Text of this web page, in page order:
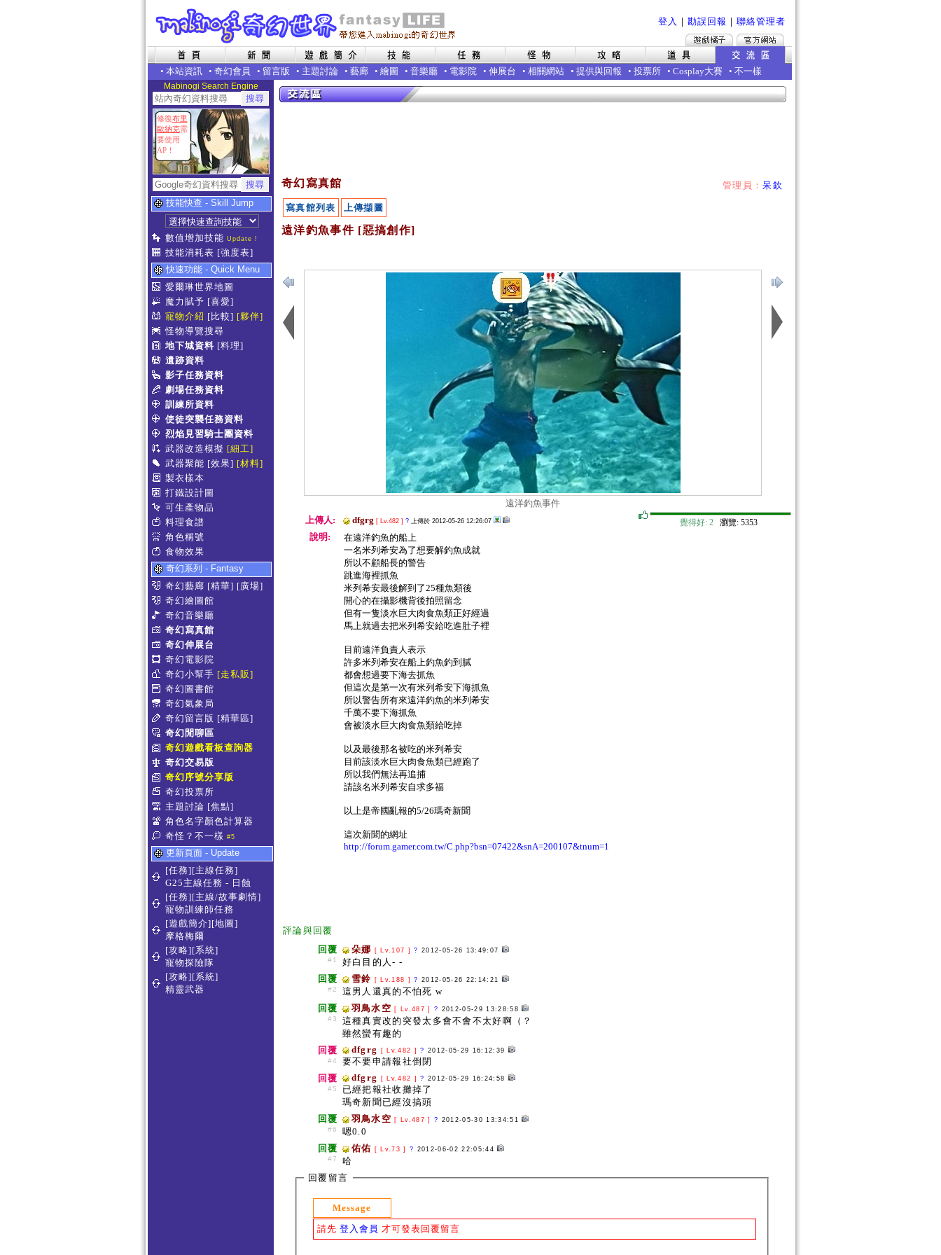
登入 ｜ 勘誤回報 ｜ 聯絡管理者
• 本站資訊 • 奇幻會員 • 留言版 • 主題討論 • 藝廊 • 繪圖 • 音樂廳 • 電影院 • 伸展台 • 相關網站 • 提供與回報 • 投票所 • Cosplay大賽 • 不一樣
Mabinogi Search Engine
修復布里
歐納克需
要使用
AP！
技能快查 - Skill Jump
數值增加技能 Update !
技能消耗表 [強度表]
快速功能 - Quick Menu
愛爾琳世界地圖
魔力賦予 [喜愛]
寵物介紹 [比較] [夥伴]
怪物導覽搜尋
地下城資料 [料理]
遺跡資料
影子任務資料
劇場任務資料
訓練所資料
使徒突襲任務資料
烈焰見習騎士團資料
武器改造模擬 [細工]
武器聚能 [效果] [材料]
製衣樣本
打鐵設計圖
可生產物品
料理食譜
角色稱號
食物效果
奇幻系列 - Fantasy
奇幻藝廊 [精華] [廣場]
奇幻繪圖館
奇幻音樂廳
奇幻寫真館
奇幻伸展台
奇幻電影院
奇幻小幫手 [走私販]
奇幻圖書館
奇幻氣象局
奇幻留言版 [精華區]
奇幻閒聊區
奇幻遊戲看板查詢器
奇幻交易版
奇幻序號分享版
奇幻投票所
主題討論 [焦點]
角色名字顏色計算器
奇怪？不一樣 #5
更新頁面 - Update
[任務][主線任務]
G25主線任務 - 日蝕
[任務][主線/故事劇情]
寵物訓練師任務
[遊戲簡介][地圖]
摩格梅爾
[攻略][系統]
寵物探險隊
[攻略][系統]
精靈武器
管理員：呆欽
奇幻寫真館
寫真館列表 上傳擷圖
遠洋釣魚事件 [惡搞創作]
遠洋釣魚事件
覺得好: 2 瀏覽: 5353
上傳人: dfgrg [ Lv.482 ] ? 上傳於 2012-05-26 12:26:07
說明:
在遠洋釣魚的船上
一名米列希安為了想要解釣魚成就
所以不顧船長的警告
跳進海裡抓魚
米列希安最後解到了25種魚類後
開心的在攝影機背後拍照留念
但有一隻淡水巨大肉食魚類正好經過
馬上就過去把米列希安給吃進肚子裡
目前遠洋負責人表示
許多米列希安在船上釣魚釣到膩
都會想過要下海去抓魚
但這次是第一次有米列希安下海抓魚
所以警告所有來遠洋釣魚的米列希安
千萬不要下海抓魚
會被淡水巨大肉食魚類給吃掉
以及最後那名被吃的米列希安
目前該淡水巨大肉食魚類已經跑了
所以我們無法再追捕
請該名米列希安自求多福
以上是帝國亂報的5/26瑪奇新聞
這次新聞的網址
http://forum.gamer.com.tw/C.php?bsn=07422&snA=200107&tnum=1
評論與回覆
回覆
#1
朵娜 [ Lv.107 ]? 2012-05-26 13:49:07
好白目的人- -
回覆
#2
雪鈴 [ Lv.188 ]? 2012-05-26 22:14:21
這男人還真的不怕死 w
回覆
#3
羽鳥水空 [ Lv.487 ] ? 2012-05-29 13:28:58
這種真實改的突發太多會不會不太好啊（？
雖然蠻有趣的
回覆
#4
dfgrg [ Lv.482 ]? 2012-05-29 16:12:39
要不要申請報社倒閉
回覆
#5
dfgrg [ Lv.482 ]? 2012-05-29 16:24:58
已經把報社收攤掉了
瑪奇新聞已經沒搞頭
回覆
#6
羽鳥水空 [ Lv.487 ] ? 2012-05-30 13:34:51
嗯0.0
回覆
#7
佑佑 [ Lv.73 ] ? 2012-06-02 22:05:44
哈
回覆留言
Message
請先 登入會員 才可發表回覆留言